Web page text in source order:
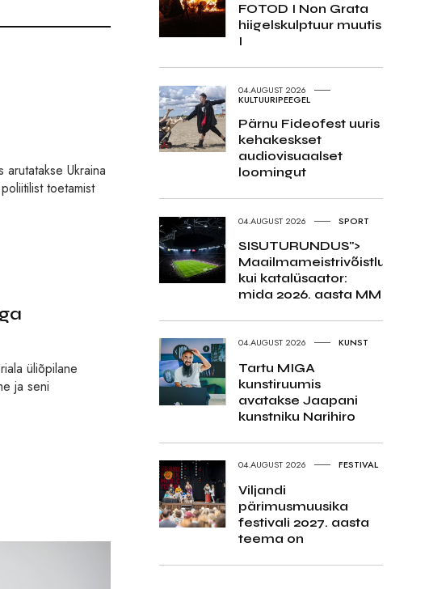
Ukraina
toetamist
üliõpilane
ja seni
FOTOD I Non Grata
hiigelskulptuur muutis
I
04.AUGUST 2026
KULTUURIPEEGEL
Pärnu Fideofest uuris
kehakeskset
audiovisuaalset
loomingut
04.AUGUST 2026 SPORT
SISUTURUNDUS">
Maailmameistrivõistlused
kui katalüsaator:
mida 2026. aasta MM
04.AUGUST 2026 KUNST
Tartu MIGA
kunstiruumis
avatakse Jaapani
kunstniku Narihiro
04.AUGUST 2026 FESTIVAL
Viljandi
pärimusmuusika
festivali 2027. aasta
teema on